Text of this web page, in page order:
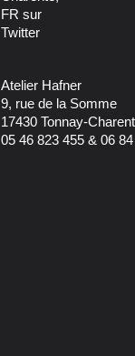
Atelier Hafner
9, rue de la Somme
17430 Tonnay-
05 46 823 455 & 06